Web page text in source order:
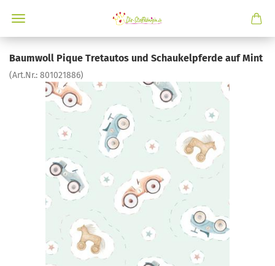
Baumwoll Pique Tretautos und Schaukelpferde auf Mint
(Art.Nr.: 801021886)